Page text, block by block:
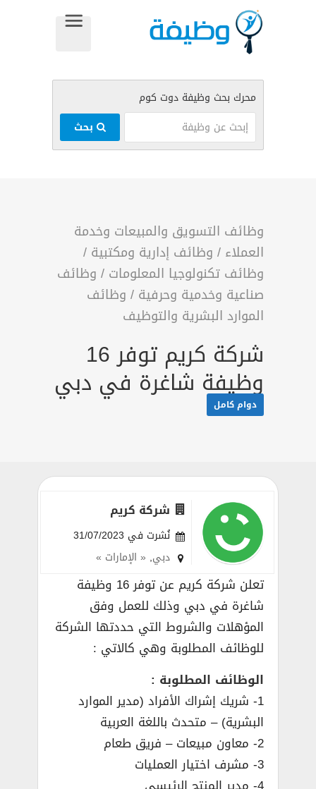
وظائف التسويق والمبيعات وخدمة
العملاء / وظائف إدارية ومكتبية /
وظائف تكنولوجيا المعلومات / وظائف
صناعية وخدمية وحرفية / وظائف
الموارد البشرية والتوظيف
شركة كريم توفر 16
وظيفة شاغرة في دبي
دوام كامل
شركة كريم
نُشرت في 31/07/2023
دبي, « الإمارات »
تعلن شركة كريم عن توفر 16 وظيفة
شاغرة في دبي وذلك للعمل وفق
المؤهلات والشروط التي حددتها الشركة
للوظائف المطلوبة وهي كالاتي :
الوظائف المطلوبة :
1- شريك إشراك الأفراد (مدير الموارد
البشرية) – متحدث باللغة العربية
2- معاون مبيعات – فريق طعام
3- مشرف اختيار العمليات